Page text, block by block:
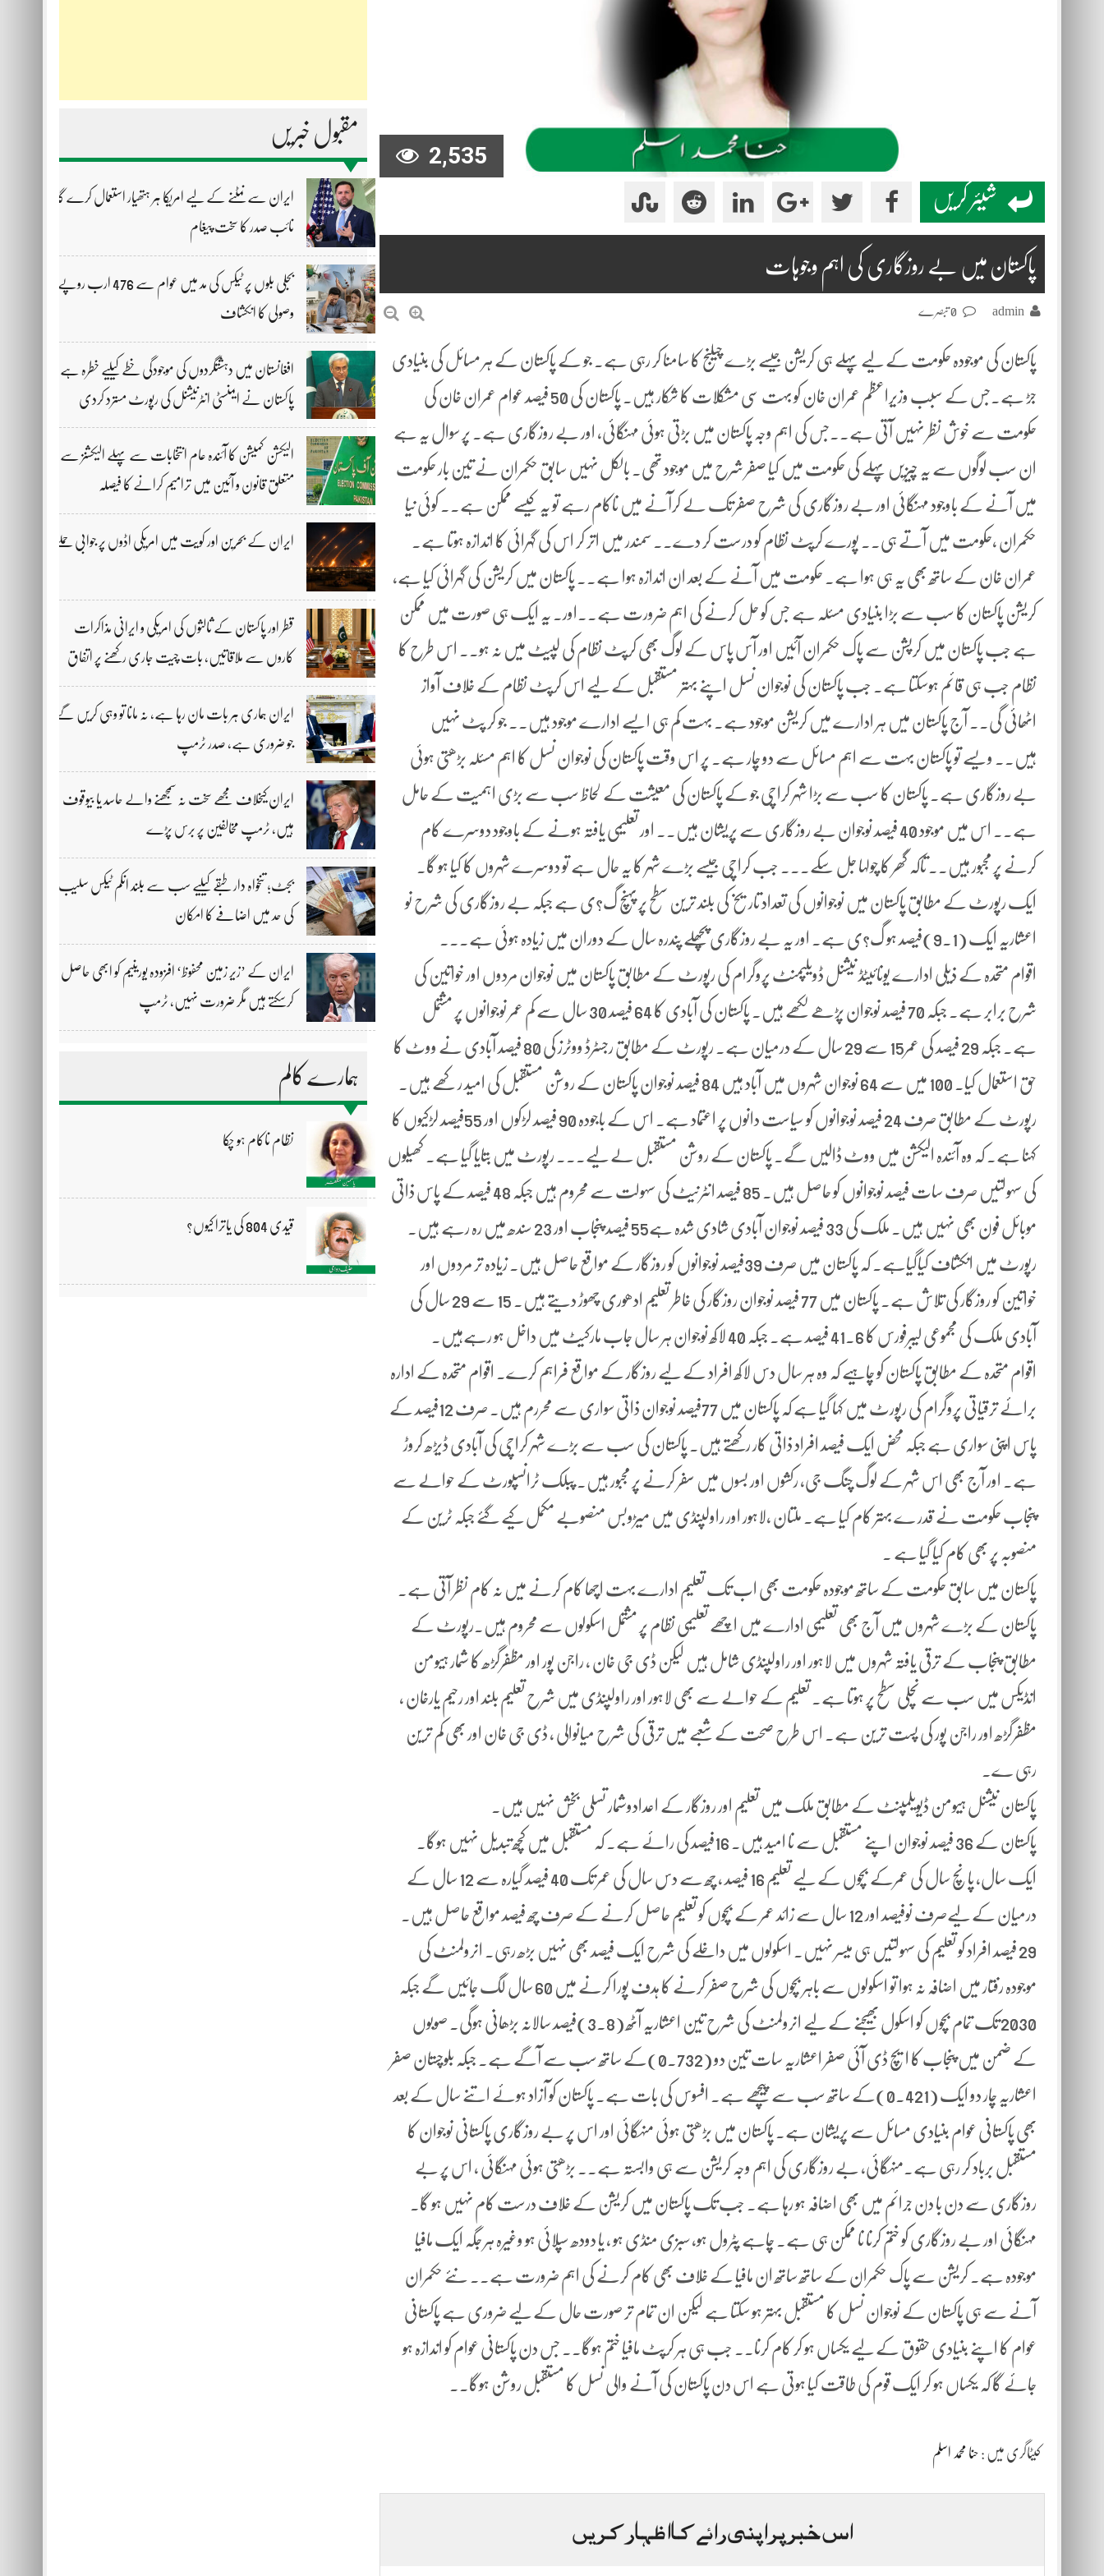
مقبول خبریں
ایران سے نمٹنے کے لیے امریکا ہر ہتھیار استعمال کرے گا،
نائب صدر کا سخت پیغام
بجلی بلوں پر ٹیکس کی مد میں عوام سے 476 ارب روپے
وصولی کا انکشاف
افغانستان میں دہشتگردوں کی موجودگی خطے کیلیے خطرہ ہے،
پاکستان نے ایمنسٹی انٹرنیشنل کی رپورٹ مسترد کردی
الیکشن کمیشن کا آئندہ عام انتخابات سے پہلے الیکشنز سے
متعلق قانون و آئین میں ترامیم کرانے کا فیصلہ
ایران کے بحرین اور کویت میں امریکی اڈوں پر جوابی حملے
قطر اور پاکستان کے ثالثوں کی امریکی و ایرانی مذاکرات
کاروں سے ملاقاتیں، بات چیت جاری رکھنے پر اتفاق
ایران ہماری ہر بات مان رہا ہے، نہ مانا تو وہی کریں گے
جو ضروری ہے، صدر ٹرمپ
ایران کیخلاف مجھے سخت نہ سمجھنے والے حاسد یا بیوقوف
ہیں، ٹرمپ مخالفین پر برس پڑے
بجٹ؛ تنخواہ دار طبقے کیلیے سب سے بلند انکم ٹیکس سلیب
کی حد میں اضافے کا امکان
ایران کے ’زیر زمین محفوظ‘ افزودہ یورینیم کو ابھی حاصل
کرسکتے ہیں مگر ضرورت نہیں، ٹرمپ
ہمارے کالم
نظام ناکام ہو چکا
قیدی 804 کی یاترا کیوں؟
2,535
شیئر کریں
پاکستان میں بے روزگاری کی اہم وجوہات
admin
پاکستان کی موجودہ حکومت کے لیے پہلے ہی کریشن جیسے بڑے چیلنج کا سامنا کر رہی ہے۔ جو کے پاکستان کے ہر مسائل کی بنیادی
جڑ ہے۔جس کے سبب وزیراعظم عمران خان کو بہت سی مشکلات کا شکار ہیں۔ پاکستان کی 50 فیصد عوام عمران خان کی
حکومت سے خوش نظر نہیں آتی ہے۔۔جس کی اہم وجہ پاکستان میں بڑتی ہوئی مہنگائی، اور بے روزگاری ہے۔ پر سوال یہ ہے
ان سب لوگوں سے یہ چیزیں پہلے کی حکومت میں کیا صفر شرح میں موجود تھی۔ بالکل نہیں سابق حکمران نے تین بار حکومت
میں آنے کے باوجود مہنگائی اور بے روزگاری کی شرح صفر تک لے کرآنے میں ناکام رہے تو یہ کیسے ممکن ہے۔۔ کوئی نیا
حکمران ،حکومت میں آتے ہی۔۔ پورے کرپٹ نظام کو درست کر دے۔۔ سمندر میں اتر کر اس کی گہرائی کا اندازہ ہوتا ہے۔
عمران خان کے ساتھ بھی یہ ہی ہوا ہے۔ حکومت میں آنے کے بعد ان اندازہ ہوا ہے۔۔ پاکستان میں کریشن کی گہرائی کیا ہے،
کریشن پاکستان کا سب سے بڑا بنیادی مسئلہ ہے جس کو حل کرنے کی اہم ضرورت ہے۔۔اور۔ یہ ایک ہی صورت میں ممکن
ہے جب پاکستان میں کرپشن سے پاک حکمران آئیں اور آس پاس کے لوگ بھی کرپٹ نظام کی لپیٹ میں نہ ہو۔۔ اس طرح کا
نظام جب ہی قائم ہوسکتا ہے۔ جب پاکستان کی نوجوان نسل اپنے بہتر مستقبل کے لیے اس کرپٹ نظام کے خلاف آواز
اٹھائی گی۔۔ آج پاکستان میں ہر ادارے میں کریشن موجود ہے۔ بہت کم ہی ایسے ادارے موجود ہیں۔۔ جو کر پٹ نہیں
ہیں۔۔ ویسے تو پاکستان بہت سے اہم مسائل سے دو چار ہے۔ پر اس وقت پاکستان کی نوجوان نسل کا اہم مسئلہ بڑھتی ہوئی
بے روزگاری ہے۔ پاکستان کا سب سے بڑا شہر کراچی جو کے پاکستان کی معیشت کے لحاظ سب سے بڑی اہمیت کے حامل
ہے۔۔ اس میں موجود 40 فیصد نوجوان بے روزگاری سے پریشان ہیں۔۔ اور تعلیمی یافتہ ہونے کے باوجود دوسرے کام
کرنے پر مجبور ہیں۔۔ تاکہ گھر کا چولہا جل سکے۔۔۔ جب کراچی جیسے بڑے شہر کا یہ حال ہے تو دوسرے شہروں کا کیا ہو گا۔
ایک رپورٹ کے مطابق پاکستان میں نوجوانوں کی تعداد تاریخ کی بلند ترین سطح پر پہنچ گ?ی ہے جبکہ بے روزگاری کی شرح نو
اعشاریہ ایک (9.1)فیصد ہو گ?ی ہے۔ اور یہ بے روزگاری پچھلے پندرہ سال کے دوران میں زیادہ ہوئی ہے۔۔۔
اقوام متحدہ کے ذیلی ادارے یونائیٹڈ نیشنل ڈویلپمنٹ پروگرام کی رپورٹ کے مطابق پاکستان میں نوجوان مردوں اور خواتین کی
شرح برابر ہے۔ جبکہ 70 فیصد نوجوان پڑھے لکھے ہیں۔ پاکستان کی آبادی کا 64 فیصد 30 سال سے کم عمر نوجوانوں پر مشتمل
ہے۔ جبکہ 29 فیصد کی عمر15 سے 29 سال کے درمیان ہے۔ رپورٹ کے مطابق رجسٹرڈ ووٹرز کی 80 فیصد آبادی نے ووٹ کا
حق استعمال کیا۔ 100 میں سے 64 نوجوان شہروں میں آباد ہیں 84 فیصد نوجوان پاکستان کے روشن مستقبل کی امید رکھے ہیں۔
رپورٹ کے مطابق صرف 24 فیصد نوجوانوں کو سیاست دانوں پر اعتماد ہے۔ اس کے باجودہ 90 فیصد لڑکوں اور 55فیصد لڑکیوں کا
کہنا ہے۔ کہ وہ آئندہ الیکشن میں ووٹ ڈالیں گے۔ پاکستان کے روشن مستقبل لے لیے۔۔۔ رپورٹ میں بتایا گیا ہے۔ کھیلوں
کی سہولتیں صرف سات فیصد نوجوانوں کو حاصل ہیں۔ 85 فیصد انٹرنیٹ کی سہولت سے محروم ہیں جبکہ 48 فیصد کے پاس ذاتی
موبائل فون بھی نہیں ہیں۔ ملک کی 33 فیصد نوجوان آبادی شادی شدہ ہے55 فیصد پنجاب اور 23 سندھ میں رہ رہے ہیں۔
رپورٹ میں انکشاف کیاگیاہے۔ کہ پاکستان میں صرف 39فیصد نوجوانوں کو روزگار کے مواقع حاصل ہیں۔ زیادہ تر مردوں اور
خواتین کو روزگار کی تلاش ہے۔ پاکستان میں 77 فیصد نوجوان روزگار کی خاطر تعلیم ادھوری چھوڑ دیتے ہیں۔ 15 سے 29 سال کی
آبادی ملک کی مجموعی لیبرفورس کا 41.6 فیصد ہے۔ جبکہ 40 لاکھ نوجوان ہر سال جاب مارکیٹ میں داخل ہو رہےہیں۔
اقوام متحدہ کے مطابق پاکستان کو چاہیے کہ وہ ہر سال دس لاکھ افراد کے لیے روزگار کے مواقع فراہم کرے۔ اقوام متحدہ کے ادارہ
برائے ترقیاتی پروگرام کی رپورٹ میں کہا گیا ہے کہ پاکستان میں 77فیصد نوجوان ذاتی سواری سے محررم ہیں۔ صرف 12فیصد کے
پاس اپنی سواری ہے جبکہ محض ایک فیصد افراد ذاتی کار رکھتے ہیں۔ پاکستان کی سب سے بڑے شہر کراچی کی آبادی ڈیڑھ کروڑ
ہے۔ اور آج بھی اس شہر کے لوگ چنگ جی، رکشوں اور بسوں میں سفر کرنے پر مجبور ہیں۔ پبلک ٹرانسپورٹ کے حوالے سے
پنجاب حکومت نے قدر ے بہتر کام کیا ہے۔ ملتان ،لاہور اور راولپنڈی میں میڑوبس منصوبے مکمل کیے گئے جبکہ ٹرین کے
منصوبہ پر بھی کام کیا گیا ہے ۔
پاکستان میں سابق حکومت کے ساتھ موجودہ حکومت بھی اب تک تعلیم ادارے بہت اچھا کام کرنے میں نہ کام نظر آتی ہے۔
پاکستان کے بڑے شہروں میں آج بھی تعلیمی ادارے میں اچھے تعلیمی نظام پر مشتمل اسکولوں سے محروم ہیں۔رپورٹ کے
مطابق پنجاب کے ترقی یافتہ شہروں میں لاہور اور راولپنڈی شامل ہیں لیکن ڈی جی خان ، راجن پور اور مظفرگڑھ کا شمار ہیومن
انڈیکس میں سب سے نچلی سطح پر ہوتا ہے۔ تعلیم کے حوالے سے بھی لاہور اور راولپنڈی میں شرح تعلیم بلند اور رحیم یارخان ،
مظفرگڑھ اور راجن پور کی پست ترین ہے۔ اس طرح صحت کے شعبے میں ترقی کی شرح میانوالی ، ڈی جی خان اور بھی کم ترین
رہی ے۔
پاکستان نیشنل ہیومن ڈیویلمپنٹ کے مطابق ملک میں تعلیم اور روزگار کے اعدادوشمار تسلی بخش نہیں ہیں۔
پاکستان کے 36 فیصد نوجوان اپنے مستقبل سے نا امید ہیں۔ 16فیصد کی رائے ہے۔ کہ مستقبل میں کچھ تبدیل نہیں ہوگا۔
ایک سال، پانچ سال کی عمرکے بچوں کے لیے تعلیم 16 فیصد ، چھ سے دس سال کی عمر تک 40 فیصد گیارہ سے 12 سال کے
درمیان کے لیےصرف نوفیصد اور 12 سال سے زائد عمر کے بچوں کو تعلیم حاصل کرنے کے صرف چھ فیصد مواقع حاصل ہیں۔
29 فیصد افراد کو تعلیم کی سہولتیں ہی میسر نہیں۔ اسکولوں میں داخلے کی شرح ایک فیصد بھی نہیں بڑھ رہی۔ انرولمنٹ کی
موجودہ رفتار میں اضافہ نہ ہوا تو اسکولوں سے باہر بچوں کی شرح صفر کرنے کا ہدف پورا کرنے میں 60 سال لگ جائیں گے جبکہ
2030 تک تمام بچوں کو اسکول بھیجنے کے لیے انرولمنٹ کی شرح تین اعشاریہ آٹھ (3.8)فیصد سالانہ بڑھانی ہوگی۔ صوبوں
کے ضمن میں پنجاب کا ایچ ڈی آئی صفر اعشاریہ سات تین دو (0.732)کے ساتھ سب سے آگے ہے۔ جبکہ بلوچستان صفر
اعشاریہ چار دو ایک (0.421)کے ساتھ سب سے پیچھے ہے۔ افسوس کی بات ہے۔ پاکستان کو آزاد ہوئے اتنے سال کے بعد
بھی پاکستانی عوام بنیادی مسائل سے پریشان ہے۔ پاکستان میں بڑھتی ہوئی منہگائی اور اس پر بے روزگاری پاکستانی نوجوان کا
مستقبل برباد کر رہی ہے۔منہگائی، بے روزگاری کی اہم وجہ کریشن سے ہی وابستہ ہے۔۔ بڑھتی ہوئی مہنگائی ، اس پر بے
روزگاری سے دن با دن جرائم میں بھی اضافہ ہو رہا ہے۔ جب تک پاکستان میں کریشن کے خلاف درست کام نہیں ہو گا۔
مہنگائی اور بے روزگاری کو ختم کرنا نا ممکن ہی ہے۔ چاہے پٹرول ہو، سبزی منڈی ہو ، یا دودھ سپلائی ہو وغیرہ ہر جگہ ایک مافیا
موجودہ ہے۔ کریشن سے پاک حکمران کے ساتھ ساتھ ان مافیا کے خلاف بھی کام کرنے کی اہم ضرورت ہے۔۔ نئے حکمران
آنے سے ہی پاکستان کے نوجوان نسل کا مستقبل بہتر ہو سکتا ہے لیکن ان تمام تر صورت حال کے لیے ضروری ہے پاکستانی
عوام کا اپنے بنیادی حقوق کے لیے یکساں ہو کر کام کرنا۔۔ جب ہی ہر کرپٹ مافیا ختم ہوگا۔۔ جس دن پاکستانی عوام کو اندازہ ہو
جائے گا کہ یکساں ہو کر ایک قوم کی طاقت کیا ہوتی ہے اس دن پاکستان کی آنے والی نسل کا مستقبل روشن ہوگا۔۔
کیٹاگری میں : حنا محمد اسلم
اس خبر پر اپنی رائے کا اظہار کریں